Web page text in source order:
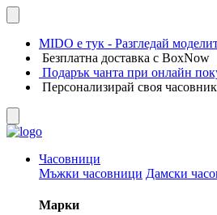
MIDO е тук - Разгледай
Безплатна доставка с BoxNow
Подарък чанта при онлайн
Персонализирай своя
Часовници
Мъжки часовници Дамски
Марки